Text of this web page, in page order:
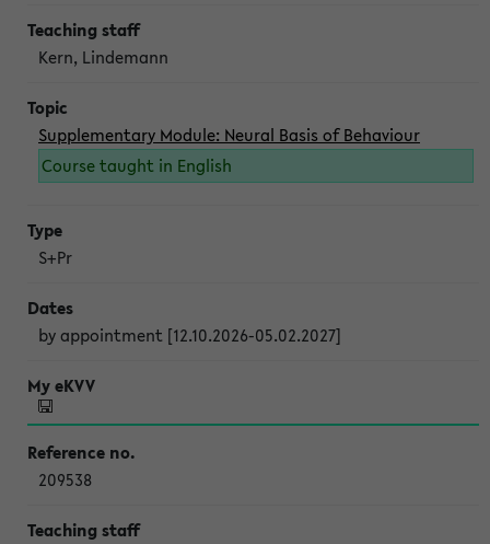
Kern, Lindemann
Supplementary Module: Neural Basis of Behaviour
Course taught in English
S+Pr
by appointment [12.10.2026-05.02.2027]
209538